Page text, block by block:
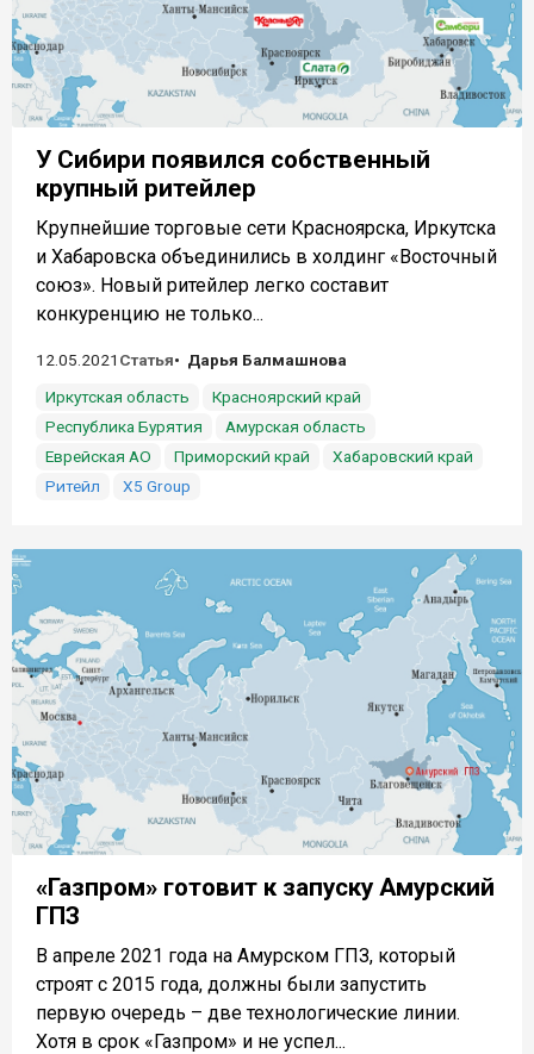
У Сибири появился собственный
крупный ритейлер
Крупнейшие торговые сети Красноярска, Иркутска
и Хабаровска объединились в холдинг «Восточный
союз». Новый ритейлер легко составит
конкуренцию не только...
12.05.2021 Статья
Дарья Балмашнова
Иркутская область
Красноярский край
Республика Бурятия
Амурская область
Еврейская АО
Приморский край
Хабаровский край
Ритейл
X5 Group
«Газпром» готовит к запуску Амурский
ГПЗ
В апреле 2021 года на Амурском ГПЗ, который
строят с 2015 года, должны были запустить
первую очередь – две технологические линии.
Хотя в срок «Газпром» и не успел...